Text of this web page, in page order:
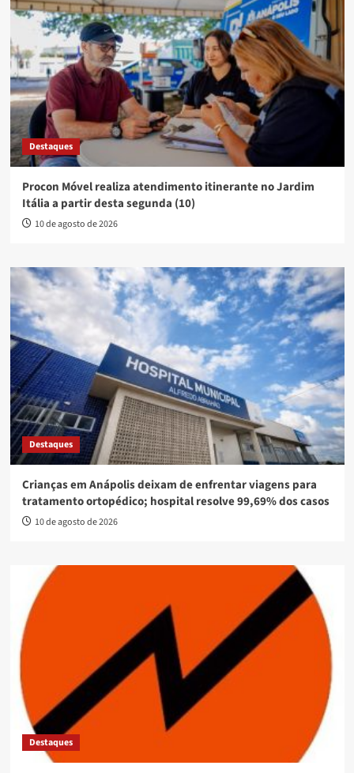
Destaques
Procon Móvel realiza atendimento itinerante no Jardim
Itália a partir desta segunda (10)
10 de agosto de 2026
Destaques
Crianças em Anápolis deixam de enfrentar viagens para
tratamento ortopédico; hospital resolve 99,69% dos casos
10 de agosto de 2026
Destaques